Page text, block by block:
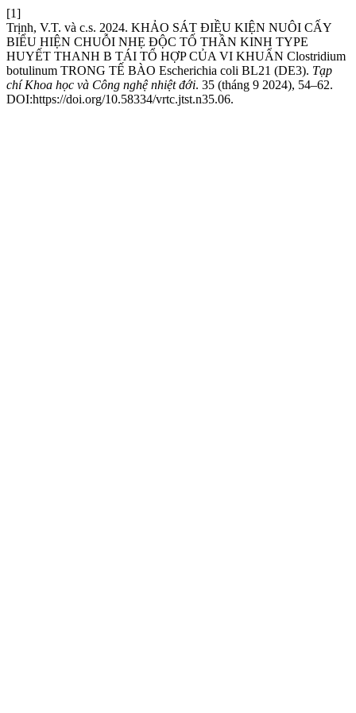
[1]
Trịnh, V.T. và c.s. 2024. KHẢO SÁT ĐIỀU KIỆN NUÔI CẤY
BIỂU HIỆN CHUỖI NHẸ ĐỘC TỐ THẦN KINH TYPE
HUYẾT THANH B TÁI TỔ HỢP CỦA VI KHUẨN Clostridium
botulinum TRONG TẾ BÀO Escherichia coli BL21 (DE3). Tạp
chí Khoa học và Công nghệ nhiệt đới. 35 (tháng 9 2024), 54–62.
DOI:https://doi.org/10.58334/vrtc.jtst.n35.06.